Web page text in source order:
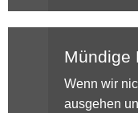
Mündige
Wenn wir
ausgehen